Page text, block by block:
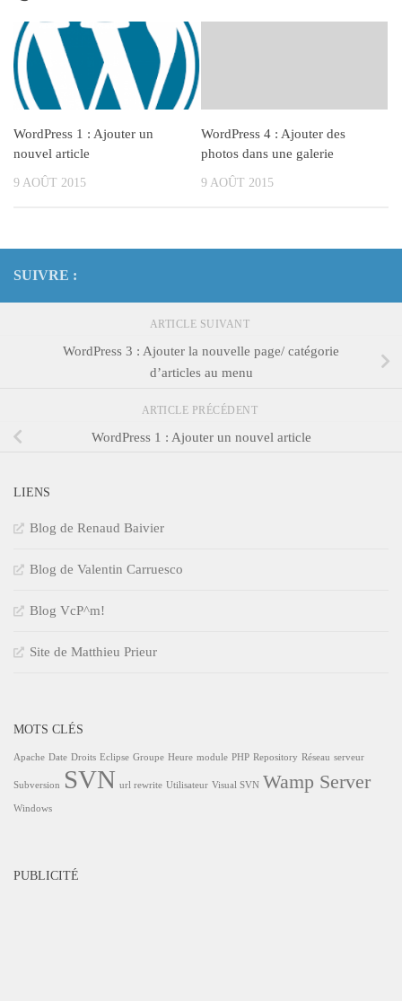
WordPress 1 : Ajouter un
nouvel article
9 AOÛT 2015
WordPress 4 : Ajouter des
photos dans une galerie
9 AOÛT 2015
SUIVRE :
ARTICLE SUIVANT
WordPress 3 : Ajouter la nouvelle page/ catégorie
d’articles au menu
ARTICLE PRÉCÉDENT
WordPress 1 : Ajouter un nouvel article
LIENS
Blog de Renaud Baivier
Blog de Valentin Carruesco
Blog VcP^m!
Site de Matthieu Prieur
MOTS CLÉS
Apache Date Droits Eclipse Groupe Heure module PHP Repository Réseau serveur
Subversion SVN url rewrite Utilisateur Visual SVN Wamp Server
Windows
PUBLICITÉ